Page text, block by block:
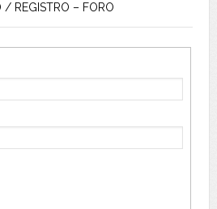
/ REGISTRO – FORO